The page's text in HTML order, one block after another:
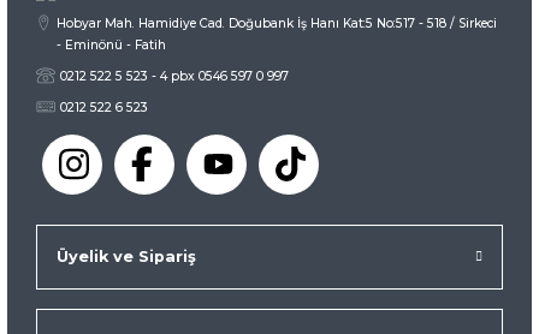
Hobyar Mah. Hamidiye Cad. Doğubank İş Hanı Kat:5 No:517 - 518 / Sirkeci
- Eminönü - Fatih
0212 522 5 523 - 4 pbx 0546 597 0 997
0212 522 6 523
Üyelik ve Sipariş